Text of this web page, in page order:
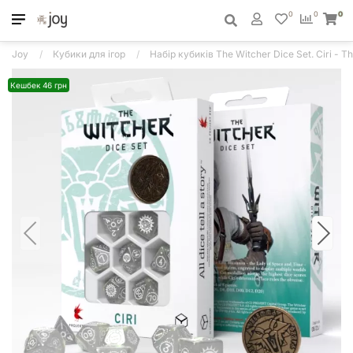
0
0 0
Joy Кубики для ігор Набір кубиків The Witcher Dice Set. Ciri -
Кешбек 46 грн